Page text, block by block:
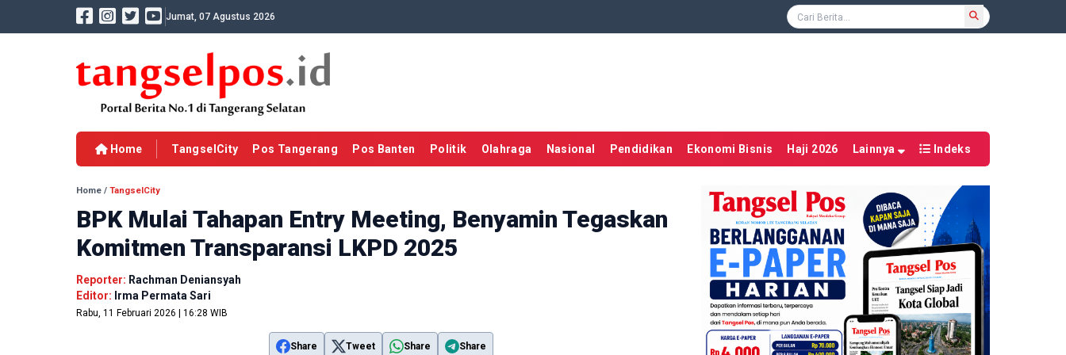
Jumat, 07 Agustus 2026
Home TangselCity Pos Tangerang Pos Banten Politik Olahraga Nasional Pendidikan Ekonomi Bisnis Haji 2026 Lainnya Indeks
Home / TangselCity
BPK Mulai Tahapan Entry Meeting, Benyamin Tegaskan
Komitmen Transparansi LKPD 2025
Reporter: Rachman Deniansyah
Editor: Irma Permata Sari
Rabu, 11 Februari 2026 | 16:28 WIB
Share Tweet Share Share